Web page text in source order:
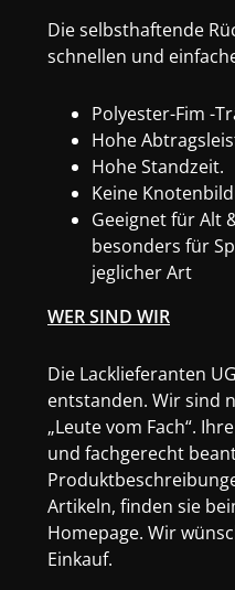
Die selbsthaftende
schnellen und
Polyester-Fim -
Hohe
Hohe Standzeit.
Keine
Geeignet für Alt
besonders für
jeglicher Art
WER SIND WIR
Die Lacklieferanten
entstanden. Wir sind
„Leute vom Fach“.
und fachgerecht
Artikeln, finden sie
Homepage. Wir
Einkauf.